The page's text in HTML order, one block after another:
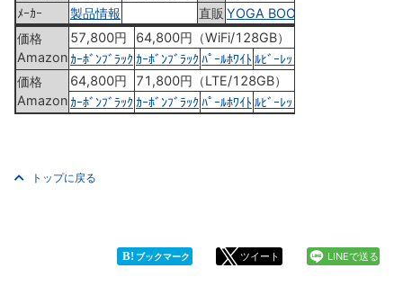
ﾒｰｶｰ
製品情報 直販 YOGA BOOK
価格
Amazon
57,800円
64,800円（WiFi/128GB）
ｶｰﾎﾞﾝﾌﾞﾗｯｸ ｶｰﾎﾞﾝﾌﾞﾗｯｸ ﾊﾟｰﾙﾎﾜｲﾄ ﾙﾋﾞｰﾚｯﾄﾞ
価格
Amazon
64,800円
71,800円（LTE/128GB）
ｶｰﾎﾞﾝﾌﾞﾗｯｸ ｶｰﾎﾞﾝﾌﾞﾗｯｸ ﾊﾟｰﾙﾎﾜｲﾄ ﾙﾋﾞｰﾚｯﾄﾞ
トップに戻る
B! ブックマーク ツイート LINEで送る